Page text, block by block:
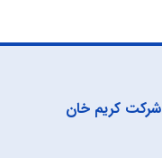
کریم خان